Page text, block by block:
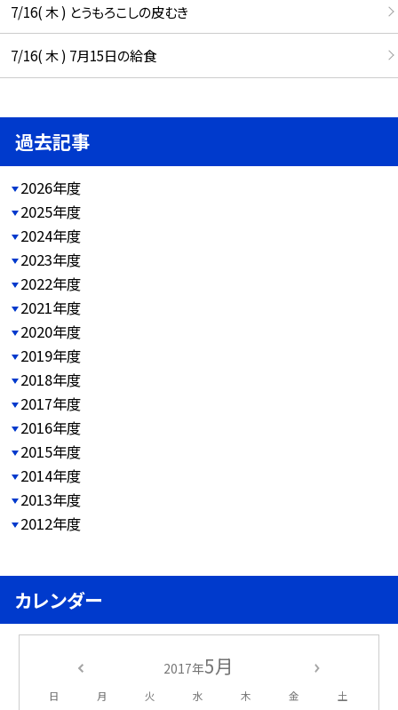
7/16( 木 ) とうもろこしの皮むき
7/16( 木 ) 7月15日の給食
過去記事
2026年度
2025年度
2024年度
2023年度
2022年度
2021年度
2020年度
2019年度
2018年度
2017年度
2016年度
2015年度
2014年度
2013年度
2012年度
カレンダー
2017年5月
日 月 火 水 木 金 土